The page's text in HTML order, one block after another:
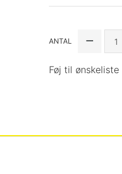
ANTAL
Føj til ønskeliste